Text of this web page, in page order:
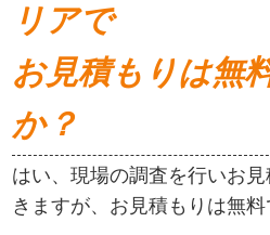
リアで
お見積もりは無
か？
はい、現場の調査を行いお
きますが、お見積もりは無料